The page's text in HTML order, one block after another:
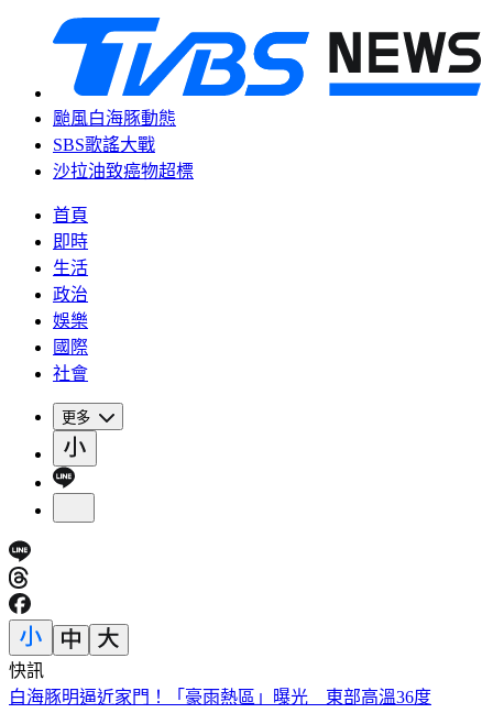
颱風白海豚動態
SBS歌謠大戰
沙拉油致癌物超標
首頁
即時
生活
政治
娛樂
國際
社會
更多
快訊
故宮南院小編爆紅！超有哏回覆連發 館方揭「神秘身分」